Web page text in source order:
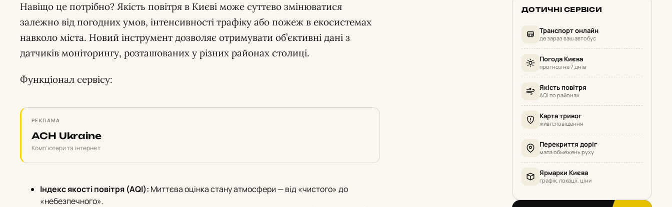
Навіщо це потрібно? Якість повітря в Києві може суттєво змінюватися
залежно від погодних умов, інтенсивності трафіку або пожеж в екосистемах
навколо міста. Новий інструмент дозволяє отримувати об’єктивні дані з
датчиків моніторингу, розташованих у різних районах столиці.
Функціонал сервісу:
РЕКЛАМА
ACH Ukraine
Комп'ютери та інтернет
Індекс якості повітря (AQI): Миттєва оцінка стану атмосфери — від «чистого» до
«небезпечного».
ДОТИЧНІ СЕРВІСИ
Транспорт онлайн
де зараз ваш автобус
Погода Києва
прогноз на 7 днів
Якість повітря
AQI по районах
Карта тривог
живі сповіщення
Перекриття доріг
мапа обмежень руху
Ярмарки Києва
графік, локації, ціни